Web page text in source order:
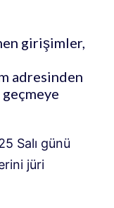
girişimler,
adresinden
Salı günü
jüri